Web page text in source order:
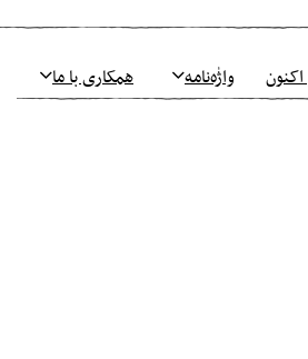
همکاری با ما واژٰه‌نامه